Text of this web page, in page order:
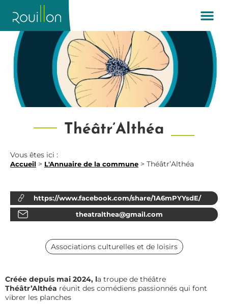
Théâtr’Althéa
Vous êtes ici :
Accueil > L'Annuaire de la commune > Théâtr’Althéa
https://www.facebook.com/share/1A6mPYYsdE/
theatralthea@gmail.com
Associations culturelles et de loisirs
Créée depuis mai 2024, la troupe de théâtre
Théâtr’Althéa réunit des comédiens passionnés qui font
vibrer les planches